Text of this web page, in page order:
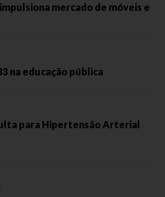
mercado de móveis e
na educação pública
para Hipertensão Arterial